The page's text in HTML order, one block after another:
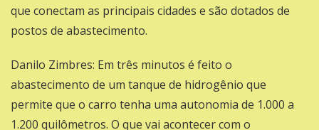
que conectam as principais cidades e são dotados de
postos de abastecimento.
Danilo Zimbres: Em três minutos é feito o
abastecimento de um tanque de hidrogênio que
permite que o carro tenha uma autonomia de 1.000 a
1.200 quilômetros. O que vai acontecer com o